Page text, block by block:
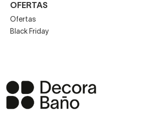
OFERTAS
Ofertas
Black Friday